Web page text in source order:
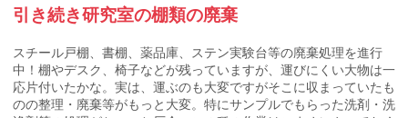
引き続き研究室の棚類の廃棄
スチール戸棚、書棚、薬品庫、ステン実験台等の廃棄処理を進行
中！棚やデスク、椅子などが残っていますが、運びにくい大物は一
応片付いたかな。実は、運ぶのも大変ですがそこに収まっていたも
のの整理・廃棄等がもっと大変。特にサンプルでもらった洗剤・洗